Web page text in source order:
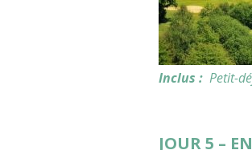
Inclus : Petit-
JOUR 5 –